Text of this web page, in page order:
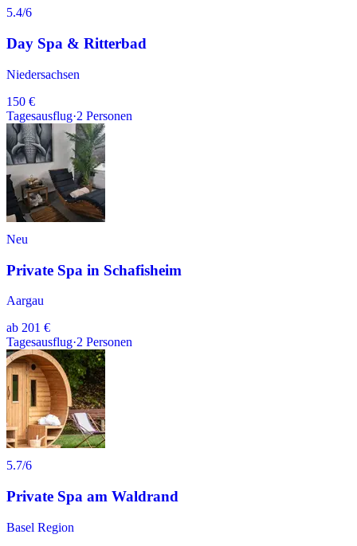
5.4/6
Day Spa & Ritterbad
Niedersachsen
150 €
Tagesausflug·2 Personen
Neu
Private Spa in Schafisheim
Aargau
ab 201 €
Tagesausflug·2 Personen
5.7/6
Private Spa am Waldrand
Basel Region